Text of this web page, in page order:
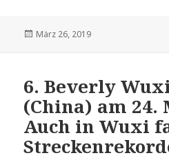
Veröffentlicht
März 26, 2019
6. Beverly
(China) am 24.
Auch in Wuxi